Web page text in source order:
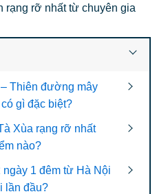
rạng rỡ nhất từ chuyên gia
Thiên đường mây
gì đặc biệt?
Xùa rạng rỡ nhất
nào?
1 đêm từ Hà Nội
lần đầu?